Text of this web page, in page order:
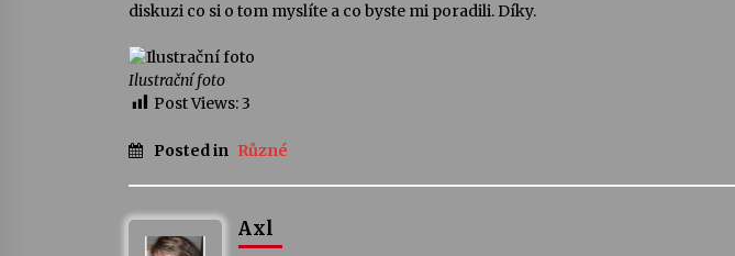
diskuzi co si o tom myslíte a co byste mi poradili. Díky.
Ilustrační foto
Post Views:3
Posted in Různé
Axl